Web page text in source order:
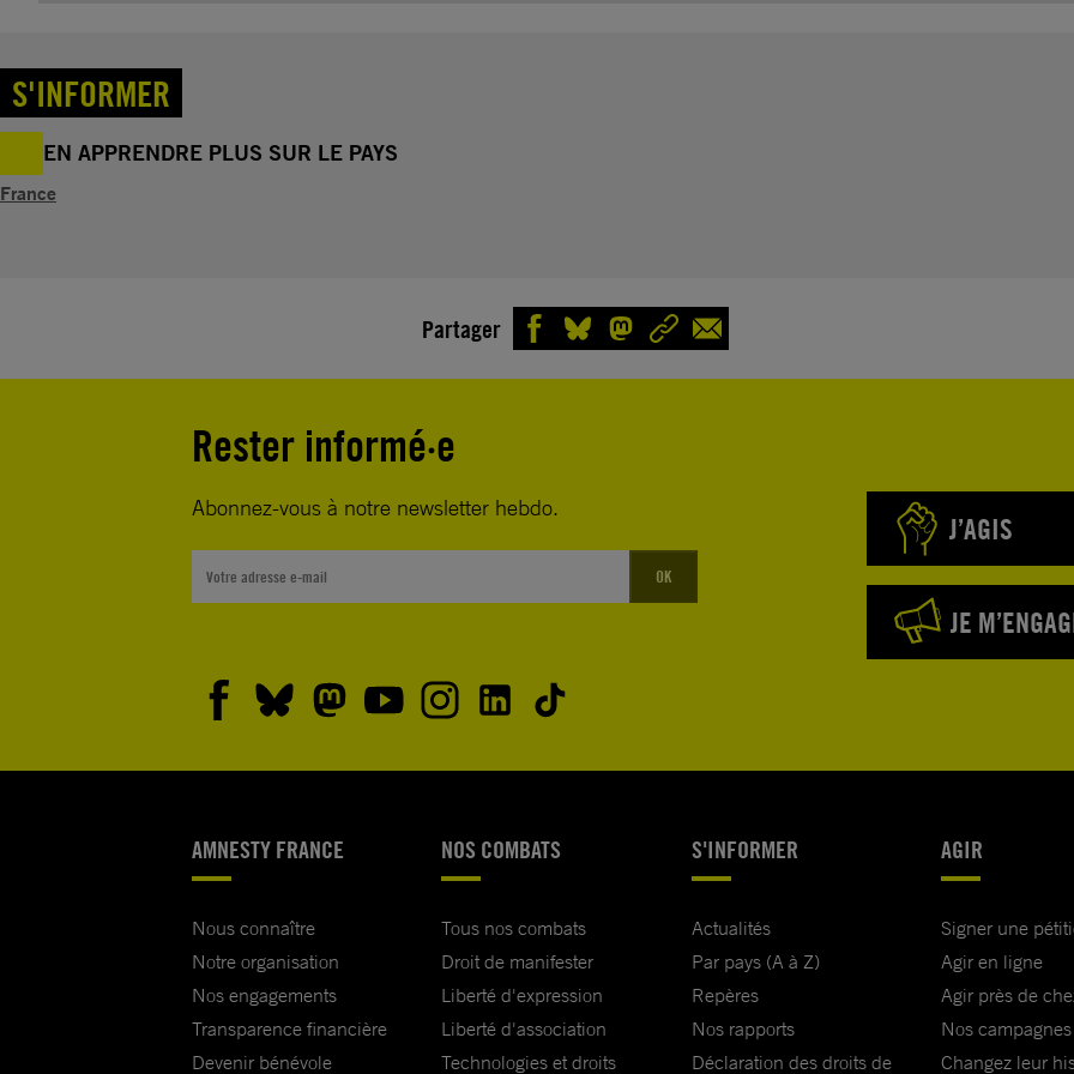
S'INFORMER
EN APPRENDRE PLUS SUR LE PAYS
France
Partager
Rester informé·e
Abonnez-vous à notre newsletter hebdo.
OK
J’AGIS
JE
AMNESTY FRANCE
Nous connaître
Notre organisation
Nos engagements
Transparence financière
Devenir bénévole
NOS COMBATS
Tous nos combats
Droit de manifester
Liberté d'expression
Liberté d'association
Technologies et droits
S'INFORMER
Actualités
Par pays (A à Z)
Repères
Nos rapports
Déclaration des droits de
AGIR
Signer une
Agir en ligne
Agir près de
Nos campagnes
Changez leur